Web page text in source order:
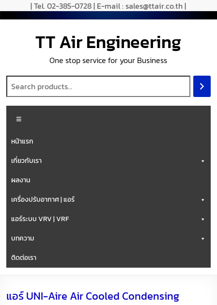
| Tel. 02-385-0728 | E-mail : sales@ttair.co.th |
TT Air Engineering
One stop service for your Business
หน้าแรก
เกี่ยวกับเรา
ผลงาน
เครื่องปรับอากาศ | แอร์
แอร์ระบบ VRV | VRF
บทความ
ติดต่อเรา
แอร์ UNI-Aire Air Cooled Condensing